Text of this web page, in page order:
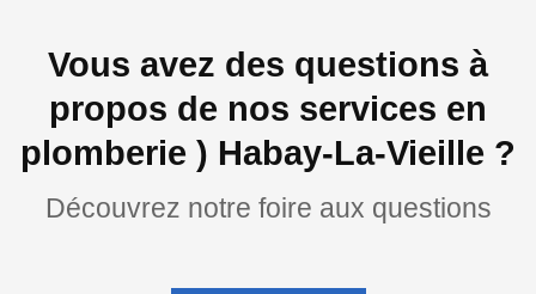
Vous avez des questions à
propos de nos services en
plomberie ) Habay-La-Vieille ?
Découvrez notre foire aux questions